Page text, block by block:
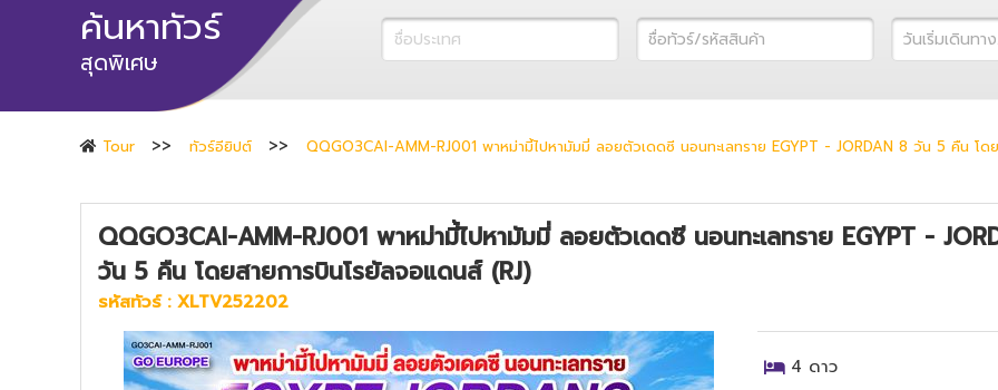
ค้นหาทัวร์
สุดพิเศษ
Tour ทัวร์อียิปต์ QQGO3CAI-AMM-RJ001 พาหม่ามี้ไปหามัมมี่ ลอยตัวเดดซี นอนทะเลทราย EGYPT - JORDAN 8 วัน 5 คืน โด
QQGO3CAI-AMM-RJ001 พาหม่ามี้ไปหามัมมี่ ลอยตัวเดดซี นอนทะเลทราย EGYPT -
วัน 5 คืน โดยสายการบินโรยัลจอแดนส์ (RJ)
รหัสทัวร์ : XLTV252202
4 ดาว